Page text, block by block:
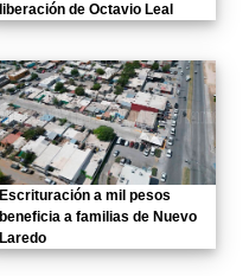
liberación de Octavio Leal
Escrituración a mil pesos
beneficia a familias de Nuevo
Laredo